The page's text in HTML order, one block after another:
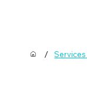
/ Services